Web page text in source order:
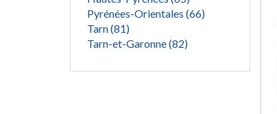
Pyrénées-Orientales (66)
Tarn (81)
Tarn-et-Garonne (82)